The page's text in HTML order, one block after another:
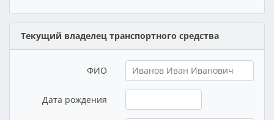
Текущий владелец транспортного средства
ФИО
Дата рождения